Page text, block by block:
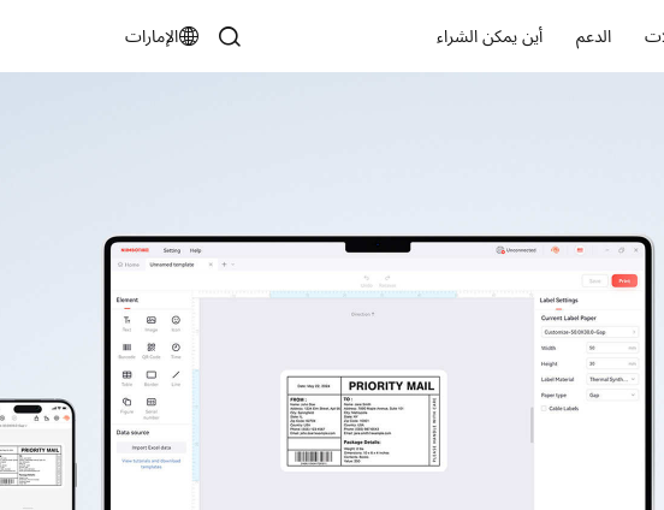
الدعم أين يمكن الشراء الإمارات